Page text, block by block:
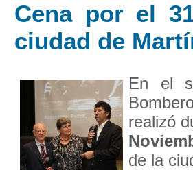
Cena por el
ciudad de
En el
realizó
de la